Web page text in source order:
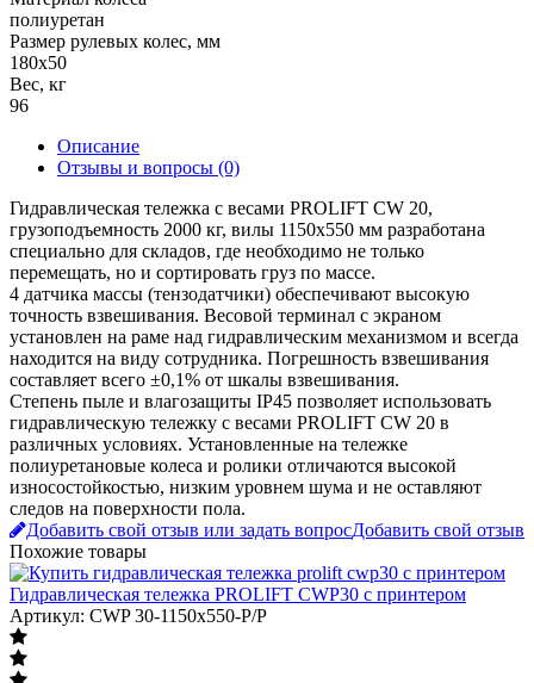
полиуретан
Размер рулевых колес, мм
180х50
Вес, кг
96
Описание
Отзывы и вопросы (0)
Гидравлическая тележка с весами PROLIFT CW 20,
грузоподъемность 2000 кг, вилы 1150х550 мм разработана
специально для складов, где необходимо не только
перемещать, но и сортировать груз по массе.
4 датчика массы (тензодатчики) обеспечивают высокую
точность взвешивания. Весовой терминал с экраном
установлен на раме над гидравлическим механизмом и всегда
находится на виду сотрудника. Погрешность взвешивания
составляет всего ±0,1% от шкалы взвешивания.
Степень пыле и влагозащиты IP45 позволяет использовать
гидравлическую тележку с весами PROLIFT CW 20 в
различных условиях. Установленные на тележке
полиуретановые колеса и ролики отличаются высокой
износостойкостью, низким уровнем шума и не оставляют
следов на поверхности пола.
Добавить свой отзыв или задать вопросДобавить свой отзыв
Похожие товары
Гидравлическая тележка PROLIFT CWP30 с принтером
Артикул: CWP 30-1150x550-P/P